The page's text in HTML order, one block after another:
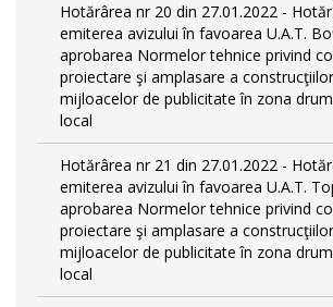
Hotărârea nr 20 din 27.01.2022 -
emiterea avizului în favoarea U.A.T.
aprobarea Normelor tehnice privind
proiectare şi amplasare a
mijloacelor de publicitate în zona
local
Hotărârea nr 21 din 27.01.2022 -
emiterea avizului în favoarea U.A.T.
aprobarea Normelor tehnice privind
proiectare şi amplasare a
mijloacelor de publicitate în zona
local